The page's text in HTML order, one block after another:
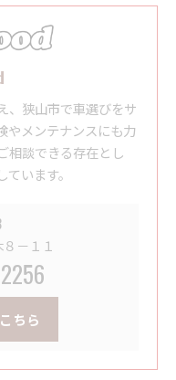
、狭山市で車選びをサ
やメンテナンスにも力
相談できる存在とし
います。
－１１
ちら